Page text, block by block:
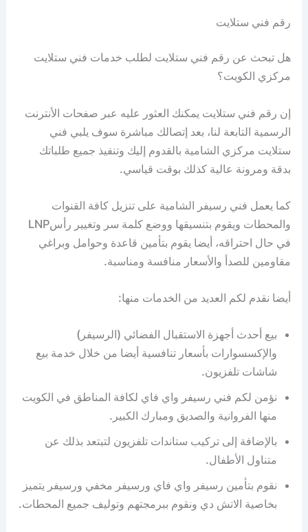
رقم فني ستلايت
هل تبحث عن رقم فني ستلايت لطلب خدمات فني ستلايت
مركزي الكويت؟
إن رقم فني ستلايت يمكنك العثور عليه عبر صفحات الأنترنت
الرسمية التابعة لنا، بعد إتصالك مباشرة سوف يلبي فني
ستلايت مركزي الشامية بالقدوم إليك وتنفيذ جميع طلباتك
بدقة ومرونة عالية كذلك بوقت قياسي.
كما يعمل فني رسيفر الشامية على تنزيل كافة القنوات
والمحطات ويقوم بتنسيقها ووضع كلمة سر وتغيير رأسLNP
في حال احتراقه، أيضا يقوم بتأمين قاعدة وحوامل وبراغي
مقاومين للصدأ والأسعار منافسة ومناسبة.
أيضا نقدم لكم العديد من الخدمات منها:
بيع أحدث أجهزة الاستقبال الفضائي (الرسيفر)
والإكسسوارات بأسعار تنافسية أيضا من خلال خدمة بيع
شاشات تلفزيون.
نؤمن لكم فني رسيفر واي فاي لكافة المناطق في الكويت
منها الفروانية والصديق ومبارك الكبير.
بالإضافة إلى تركيب ستاندات تلفزيون لتبتعد بذلك عن
متناول الأطفال.
نقوم بتأمين رسيفر واي فاي ورسيفر مخفي ورسيفر يتميز
بخاصية الاتش دي ونقوم ببرمجتهم وتوليف جميع المحطات.